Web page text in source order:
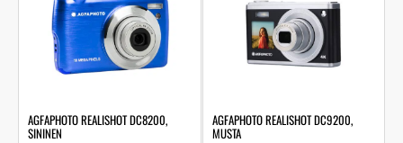
AGFAPHOTO REALISHOT DC8200,
SININEN
AGFAPHOTO REALISHOT DC9200,
MUSTA